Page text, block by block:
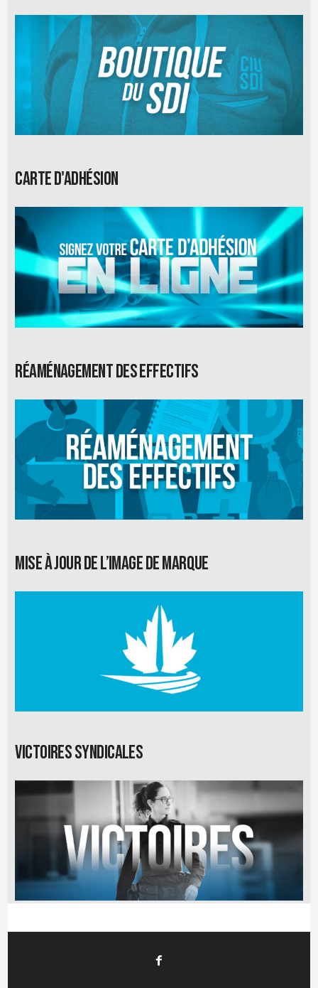
Carte d'adhésion
Réaménagement des effectifs
Mise à jour de l’image de marque
Victoires syndicales